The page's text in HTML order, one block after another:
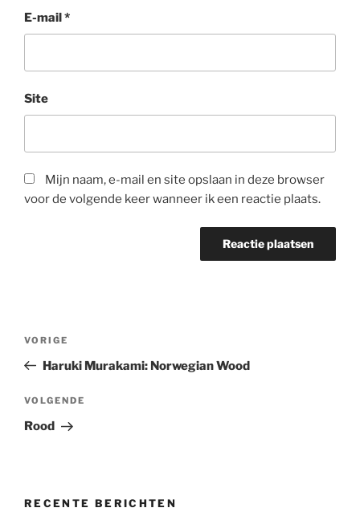
E-mail *
Site
Mijn naam, e-mail en site opslaan in deze browser
voor de volgende keer wanneer ik een reactie plaats.
Bericht
Vorig
bericht
VORIGE
Haruki Murakami: Norwegian Wood
Volgend
bericht
VOLGENDE
Rood
RECENTE BERICHTEN